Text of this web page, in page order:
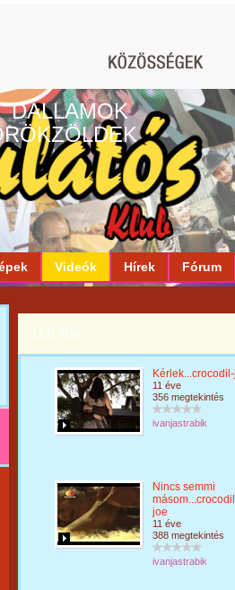
DALLAMOK
Videók Hírek Fórum
LMI Trio
11 éve
356 megtekintés
ivanjastrabik
Nincs semmi
joe
11 éve
388 megtekintés
ivanjastrabik